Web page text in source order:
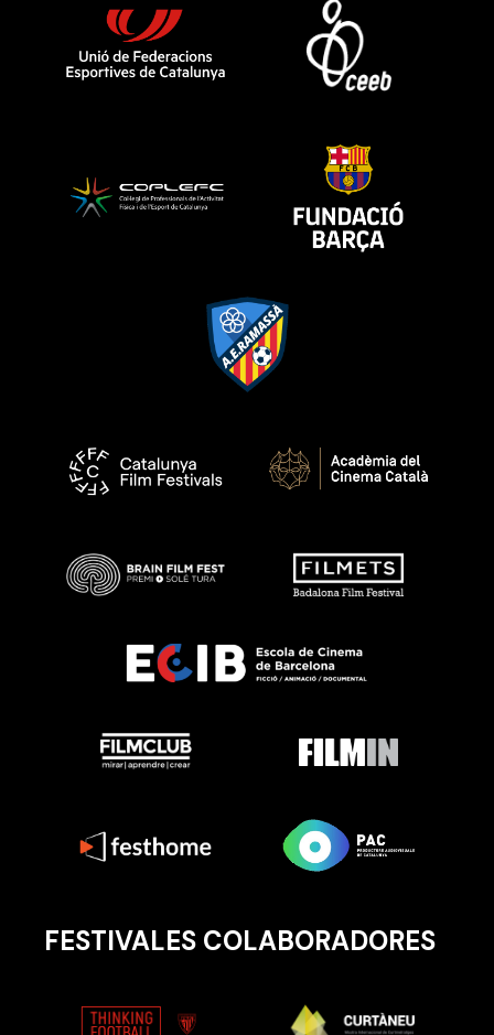
FESTIVALES COLABORADORES